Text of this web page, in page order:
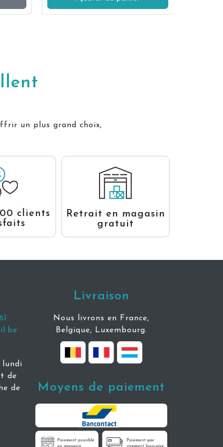
un plus grand choix,
clients
Retrait en magasin
gratuit
lundi
de
de
Livraison
Nous livrons en France,
Belgique, Luxembourg.
Moyens de paiement